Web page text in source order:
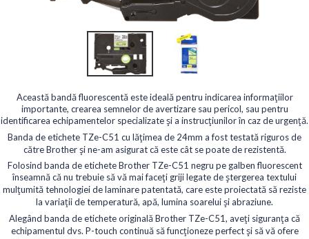
Această bandă fluorescentă este ideală pentru indicarea informațiilor
importante, crearea semnelor de avertizare sau pericol, sau pentru
identificarea echipamentelor specializate și a instrucțiunilor în caz de urgență.
Banda de etichete TZe-C51 cu lățimea de 24mm a fost testată riguros de
către Brother și ne-am asigurat că este cât se poate de rezistentă.
Folosind banda de etichete Brother TZe-C51 negru pe galben fluorescent
înseamnă că nu trebuie să vă mai faceți griji legate de ștergerea textului
mulțumită tehnologiei de laminare patentată, care este proiectată să reziste
la variații de temperatură, apă, lumina soarelui și abraziune.
Alegând banda de etichete originală Brother TZe-C51, aveți siguranța că
echipamentul dvs. P-touch continuă să funcționeze perfect și să vă ofere